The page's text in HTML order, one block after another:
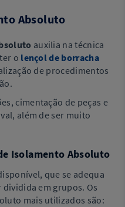
Absoluto
auxilia na técnica
o lençol de borracha
de procedimentos
cimentação de peças e
além de ser muito
Isolamento Absoluto
que se adequa
dividida em grupos. Os
mais utilizados são: